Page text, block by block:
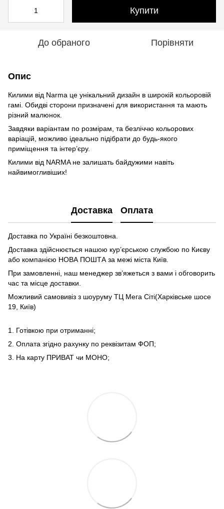
Купити
До обраного Порівняти
Опис
Килими від Narma це унікальний дизайн в широкій кольоровій
гамі. Обидві сторони призначені для використання та мають
різний малюнок.
Завдяки варіантам по розмірам, та безліччю кольорових
варіацій, можливо ідеально підібрати до будь-якого
приміщення та інтер’єру.
Килими від NARMA не залишать байдужими навіть
найвимогливіших!
Доставка Оплата
Доставка по Україні безкоштовна.
Доставка здійснюється нашою кур’єрською службою по Києву
або компанією НОВА ПОШТА за межі міста Київ.
При замовленні, наш менеджер зв’яжеться з вами і обговорить
час та місце доставки.
Можливий самовивіз з шоуруму ТЦ Мега Сіті(Харківське шосе
19, Київ)
1. Готівкою при отриманні;
2. Оплата згідно рахунку по реквізитам ФОП;
3. На карту ПРИВАТ чи МОНО;